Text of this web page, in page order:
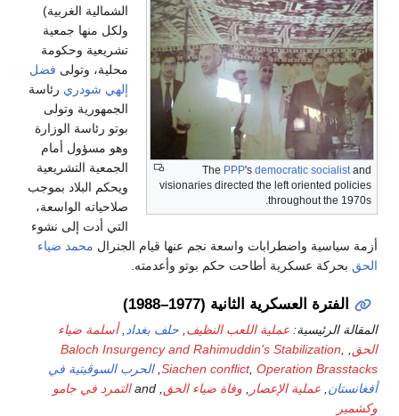
The PPP's democratic socialistand
visionaries directed the left oriented policies
throughout the 1970s.
الشمالية الغربية)
ولكل منها جمعية
تشريعية وحكومة
محلية، وتولى فضل
إلهي شودري رئاسة
الجمهورية وتولى
بوتو رئاسة الوزارة
وهو مسؤول أمام
الجمعية التشريعية
ويحكم البلاد بموجب
صلاحياته الواسعة،
التي أدت إلى نشوء
أزمة سياسية واضطرابات واسعة نجم عنها قيام الجنرال محمد ضياء
الحق بحركة عسكرية أطاحت حكم بوتو وأعدمته.
الفترة العسكرية الثانية (1977–1988)
المقالة الرئيسية: عملية اللعب النظيف حلف بغداد ,أسلمة ضياء
الحق
Baloch Insurgency and Rahimuddin's Stabilization
Siachen conflict, Operation Brasstacks
,الحرب السوڤيتية في
أفغانستان عملية الإعصار وفاة ضياء الحق
التمرد في جامو
وكشمير